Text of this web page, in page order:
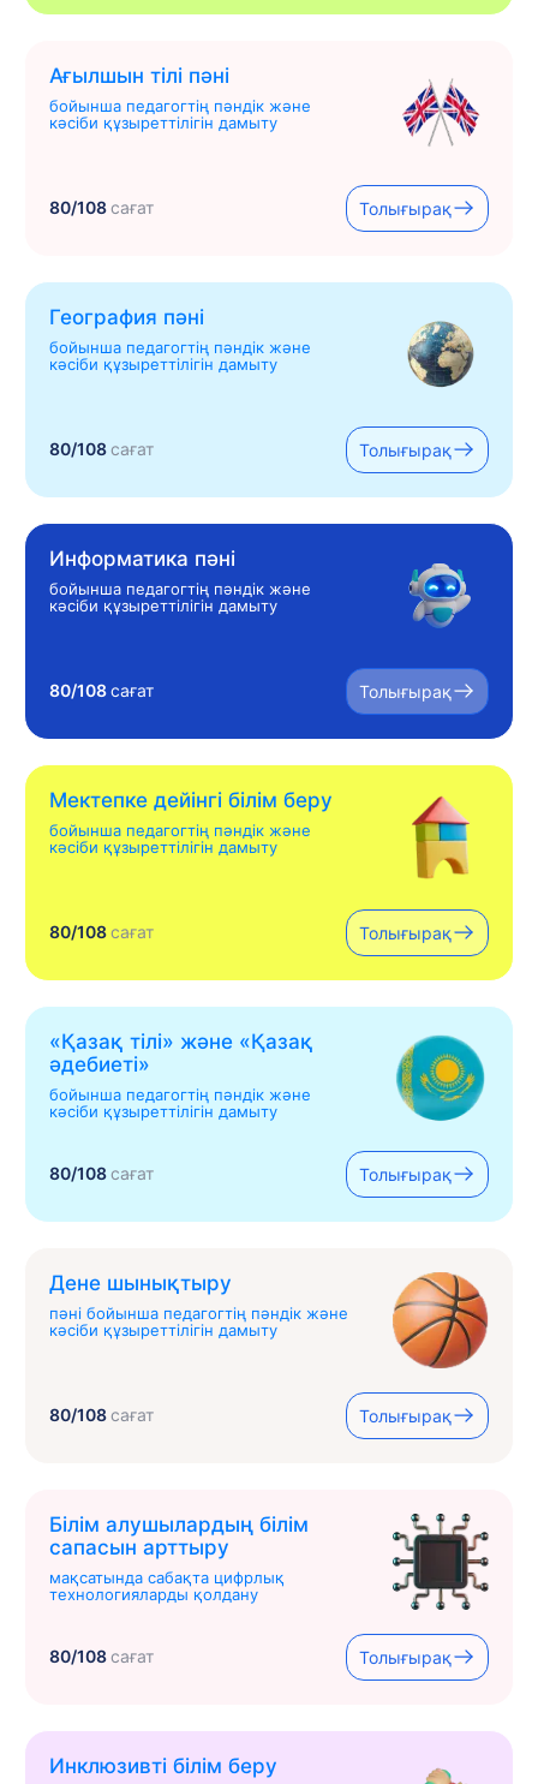
Ағылшын тілі пәні
бойынша педагогтің пәндік және
кәсіби құзыреттілігін дамыту
80/108сағат Толығырақ
География пәні
бойынша педагогтің пәндік және
кәсіби құзыреттілігін дамыту
80/108сағат Толығырақ
Информатика пәні
бойынша педагогтің пәндік және
кәсіби құзыреттілігін дамыту
80/108сағат Толығырақ
Мектепке дейінгі білім беру
бойынша педагогтің пәндік және
кәсіби құзыреттілігін дамыту
80/108сағат Толығырақ
«Қазақ тілі» жəне «Қазақ
əдебиеті»
бойынша педагогтің пәндік және
кәсіби құзыреттілігін дамыту
80/108сағат Толығырақ
Дене шынықтыру
пәні бойынша педагогтің пәндік және
кәсіби құзыреттілігін дамыту
80/108сағат Толығырақ
Білім алушылардың білім
сапасын арттыру
мақсатында сабақта цифрлық
технологияларды қолдану
80/108сағат Толығырақ
Инклюзивті білім беру